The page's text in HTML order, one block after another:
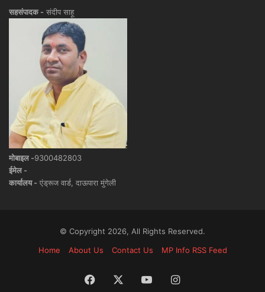
सहसंपादक - संदीप साहू
मोबाइल -9300482803
ईमेल -
कार्यालय - एंड्रूज वार्ड, दाऊपारा मुंगेली
© Copyright 2026, All Rights Reserved.
Home
About Us Contact Us MP Info RSS Feed
Facebook YouTubeInstagram